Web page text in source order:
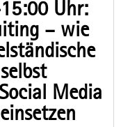
Uhr:
– wie
Media